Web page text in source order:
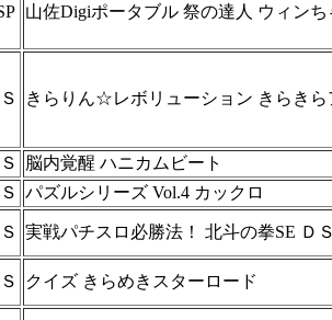
山佐Digiポータブル 祭の達人 ウィン
きらりん☆レボリューション きらき
脳内覚醒 ハニカムビート
パズルシリーズ Vol.4 カックロ
実戦パチスロ必勝法！ 北斗の拳SE Ｄ
クイズ きらめきスターロード